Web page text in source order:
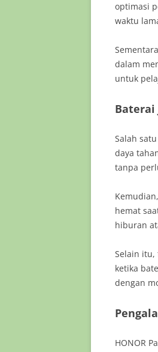
optimasi
waktu
dalam
untuk
Baterai
Salah
daya
tanpa
hemat
hiburan
Selain itu,
ketika
dengan
HONOR